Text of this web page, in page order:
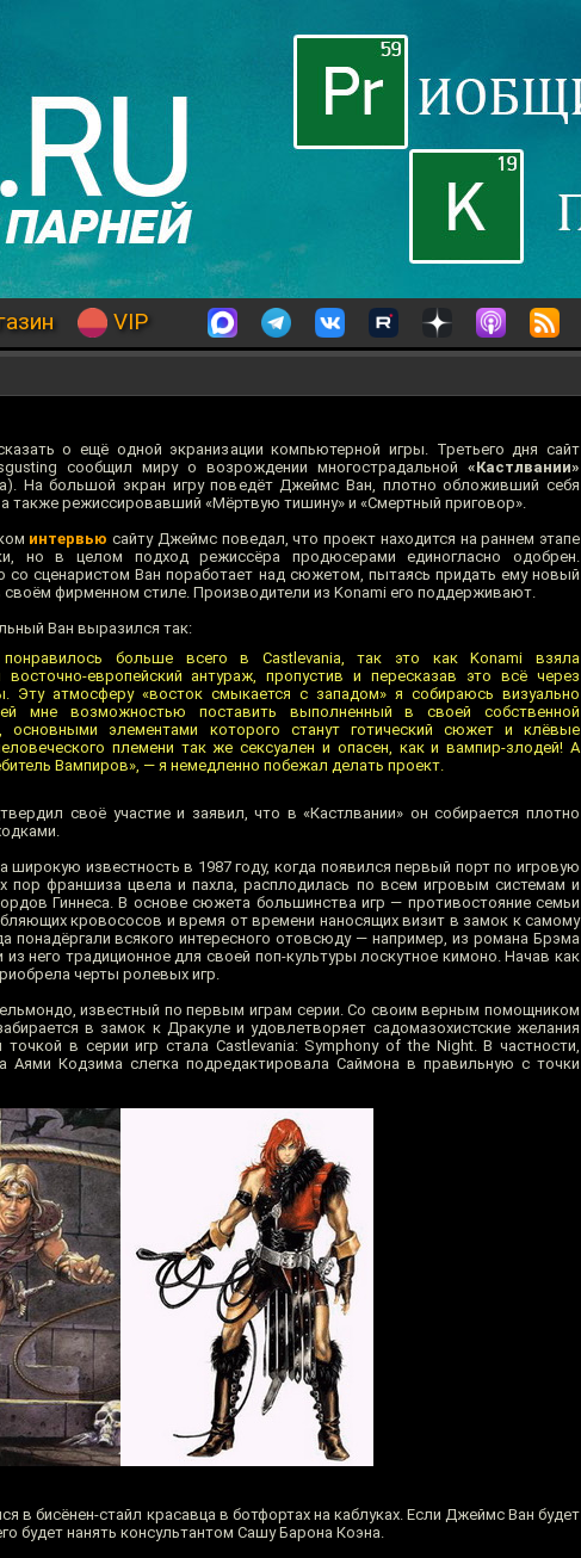
VIP
о ещё одной экранизации компьютерной игры. Третьего дня сайт
сообщил миру о возрождении многострадальной «Кастлвании»
На большой экран игру поведёт Джеймс Ван, плотно обложивший себя
также режиссировавший «Мёртвую тишину» и «Смертный приговор».
интервью сайту Джеймс поведал, что проект находится на раннем этапе
но в целом подход режиссёра продюсерами единогласно одобрен.
со сценаристом Ван поработает над сюжетом, пытаясь придать ему новый
фирменном стиле. Производители из Konami его поддерживают.
Ван выразился так:
больше всего в Castlevania, так это как Konami взяла
европейский антураж, пропустив и пересказав это всё через
Эту атмосферу «восток смыкается с западом» я собираюсь визуально
мне возможностью поставить выполненный в своей собственной
основными элементами которого станут готический сюжет и клёвые
племени так же сексуален и опасен, как и вампир-злодей! А
Вампиров», — я немедленно побежал делать проект.
своё участие и заявил, что в «Кастлвании» он собирается плотно
широкую известность в 1987 году, когда появился первый порт по игровую
пор франшиза цвела и пахла, расплодилась по всем игровым системам и
Гиннеса. В основе сюжета большинства игр — противостояние семьи
кровососов и время от времени наносящих визит в замок к самому
понадёргали всякого интересного отовсюду — например, из романа Брэма
него традиционное для своей поп-культуры лоскутное кимоно. Начав как
черты ролевых игр.
известный по первым играм серии. Со своим верным помощником
в замок к Дракуле и удовлетворяет садомазохистские желания
в серии игр стала Castlevania: Symphony of the Night. В частности,
Аями Кодзима слегка подредактировала Саймона в правильную с точки
в бисёнен-стайл красавца в ботфортах на каблуках. Если Джеймс Ван будет
будет нанять консультантом Сашу Барона Коэна.